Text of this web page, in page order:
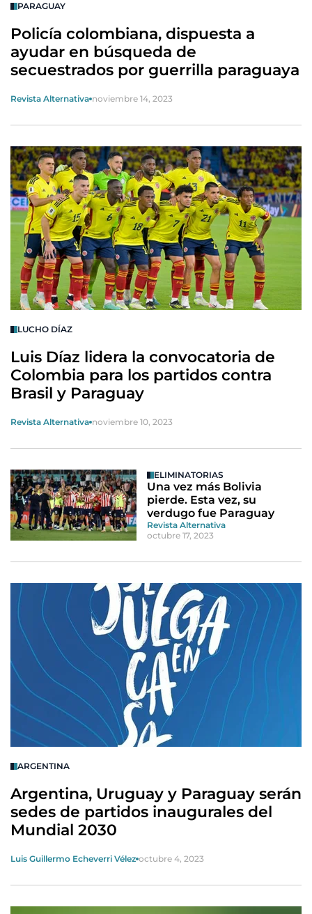
PARAGUAY
Policía colombiana, dispuesta a
ayudar en búsqueda de
secuestrados por guerrilla paraguaya
Revista Alternativa noviembre 14, 2023
LUCHO DÍAZ
Luis Díaz lidera la convocatoria de
Colombia para los partidos contra
Brasil y Paraguay
Revista Alternativa noviembre 10, 2023
ELIMINATORIAS
Una vez más Bolivia
pierde. Esta vez, su
verdugo fue Paraguay
Revista Alternativa
octubre 17, 2023
ARGENTINA
Argentina, Uruguay y Paraguay serán
sedes de partidos inaugurales del
Mundial 2030
Luis Guillermo Echeverri Vélez octubre 4, 2023